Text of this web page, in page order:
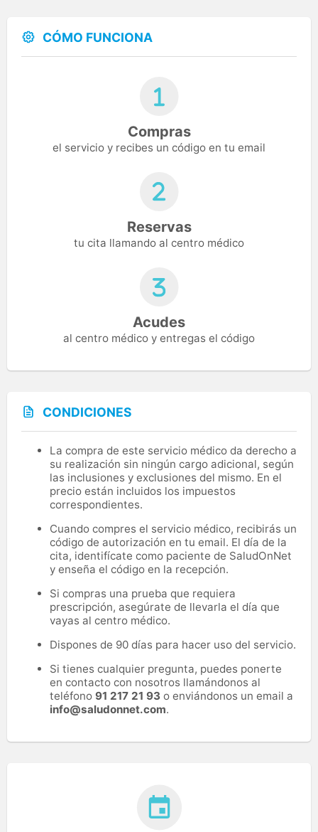
CÓMO FUNCIONA
Compras
el servicio y recibes un código en tu email
Reservas
tu cita llamando al centro médico
Acudes
al centro médico y entregas el código
CONDICIONES
La compra de este servicio médico da derecho a
su realización sin ningún cargo adicional, según
las inclusiones y exclusiones del mismo. En el
precio están incluidos los impuestos
correspondientes.
Cuando compres el servicio médico, recibirás un
código de autorización en tu email. El día de la
cita, identifícate como paciente de SaludOnNet
y enseña el código en la recepción.
Si compras una prueba que requiera
prescripción, asegúrate de llevarla el día que
vayas al centro médico.
Dispones de 90 días para hacer uso del servicio.
Si tienes cualquier pregunta, puedes ponerte
en contacto con nosotros llamándonos al
teléfono 91 217 21 93 o enviándonos un email a
info@saludonnet.com.